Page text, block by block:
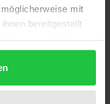
mit
bereitgestellt
und
Jahrhundert
Frauen im